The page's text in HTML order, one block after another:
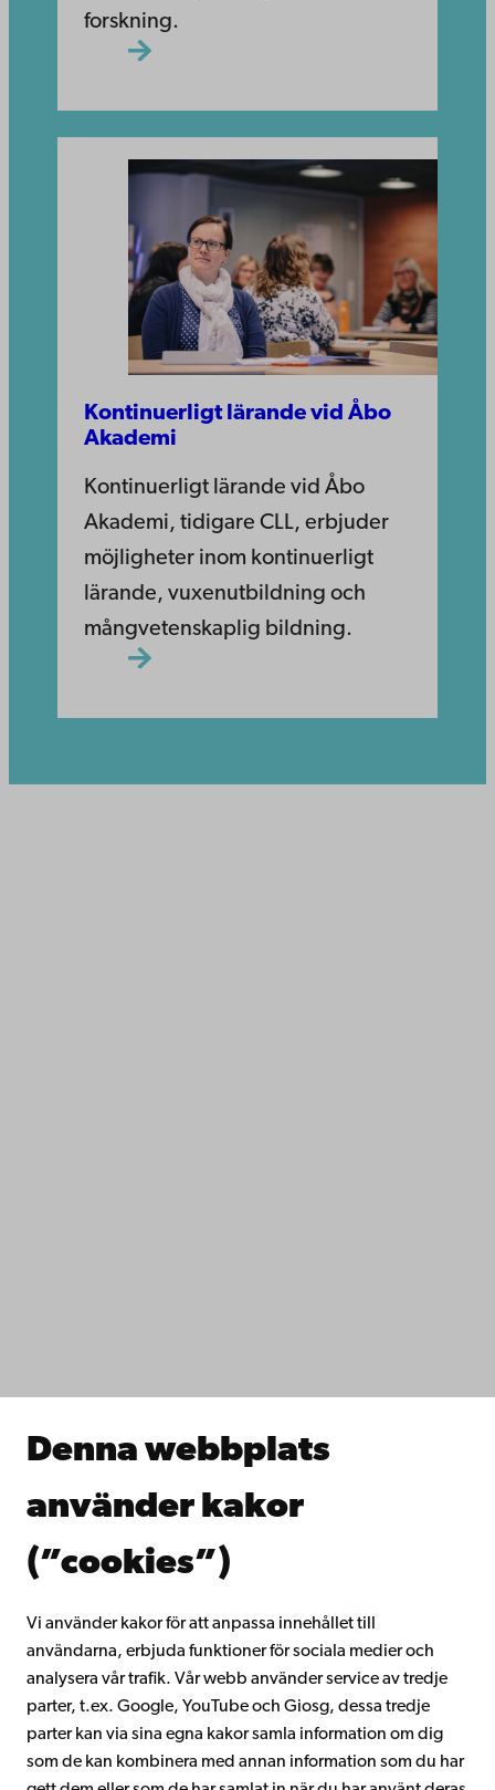
Denna webbplats
använder kakor
(”cookies”)
Vi använder kakor för att anpassa innehållet till
användarna, erbjuda funktioner för sociala medier och
analysera vår trafik. Vår webb använder service av tredje
parter, t.ex. Google, YouTube och Giosg, dessa tredje
parter kan via sina egna kakor samla information om dig
som de kan kombinera med annan information som du har
forskning.
Kontinuerligt lärande vid Åbo
Akademi
Kontinuerligt lärande vid Åbo
Akademi, tidigare CLL, erbjuder
möjligheter inom kontinuerligt
lärande, vuxenutbildning och
mångvetenskaplig bildning.
Samarbeta med oss
Kontinuerligt lärande
Gå med i Åbo Akademis alumnnätverk
Intranätet
Facebook InstagramYouTube LinkedIn Blog Snapchat